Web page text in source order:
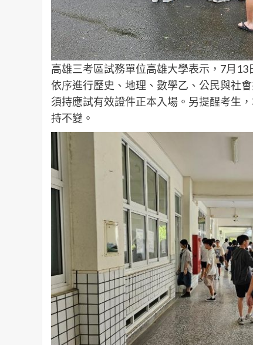
高雄三考區試務單位高雄大學表示，7月
依序進行歷史、地理、數學乙、公民與社
須持應試有效證件正本入場。另提醒考生
持不變。